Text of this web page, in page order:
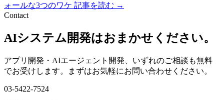
ォールな3つのワケ 記事を読む →
Contact
AIシステム開発はおまかせください。
アプリ開発・AIエージェント開発、いずれのご相談も無料
でお受けします。まずはお気軽にお問い合わせください。
03-5422-7524